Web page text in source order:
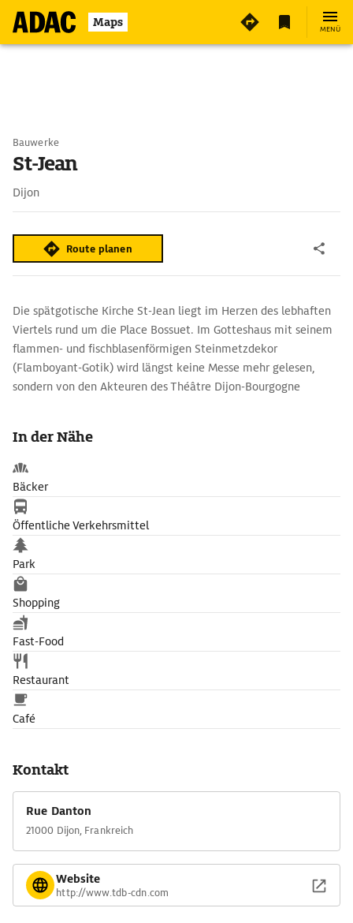
Maps MENÜ
Bauwerke
St-Jean
Dijon
Route planen
Die spätgotische Kirche St-Jean liegt im Herzen des lebhaften
Viertels rund um die Place Bossuet. Im Gotteshaus mit seinem
flammen- und fischblasenförmigen Steinmetzdekor
(Flamboyant-Gotik) wird längst keine Messe mehr gelesen,
sondern von den Akteuren des Théâtre Dijon-Bourgogne
In der Nähe
Bäcker
Öffentliche Verkehrsmittel
Park
Shopping
Fast-Food
Restaurant
Café
Kontakt
Rue Danton
21000 Dijon, Frankreich
Website
http://www.tdb-cdn.com